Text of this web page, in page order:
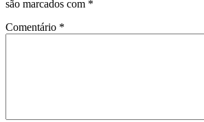
são marcados com *
Comentário *